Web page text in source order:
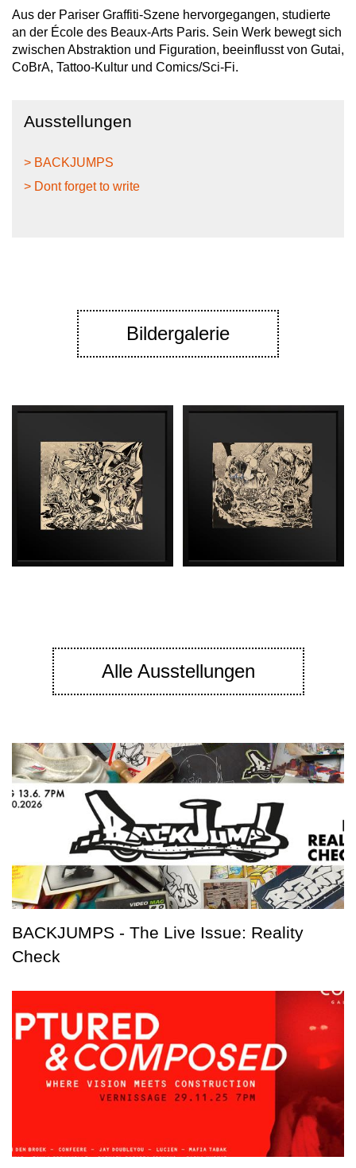
Aus der Pariser Graffiti-Szene hervorgegangen, studierte
an der École des Beaux-Arts Paris. Sein Werk bewegt sich
zwischen Abstraktion und Figuration, beeinflusst von Gutai,
CoBrA, Tattoo-Kultur und Comics/Sci-Fi.
Ausstellungen
> BACKJUMPS
> Dont forget to write
Bildergalerie
Alle Ausstellungen
BACKJUMPS - The Live Issue: Reality
Check